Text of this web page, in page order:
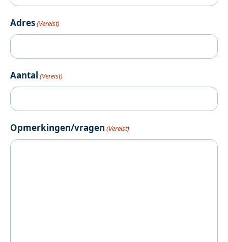
Adres(Vereist)
Aantal (Vereist)
Opmerkingen/vragen (Vereist)